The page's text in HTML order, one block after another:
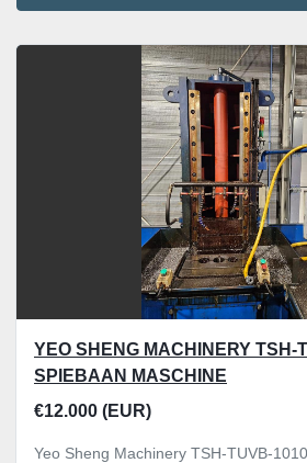
Sortieren nach
YEO SHENG MACHINERY TSH-
SPIEBAAN MASCHINE
€12.000 (EUR)
Yeo Sheng Machinery TSH-TUVB-